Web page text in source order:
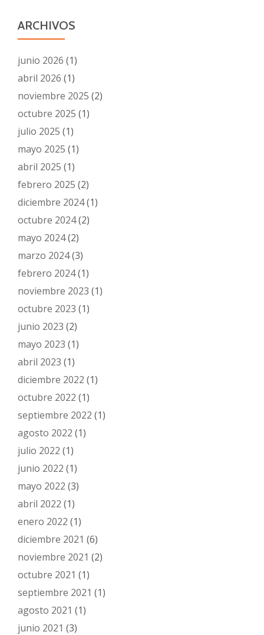
ARCHIVOS
junio 2026 (1)
abril 2026 (1)
noviembre 2025 (2)
octubre 2025 (1)
julio 2025 (1)
mayo 2025 (1)
abril 2025 (1)
febrero 2025 (2)
diciembre 2024(1)
octubre 2024(2)
mayo 2024(2)
marzo 2024(3)
febrero 2024(1)
noviembre 2023 (1)
octubre 2023 (1)
junio 2023 (2)
mayo 2023 (1)
abril 2023 (1)
diciembre 2022 (1)
octubre 2022 (1)
septiembre 2022 (1)
agosto 2022 (1)
julio 2022 (1)
junio 2022 (1)
mayo 2022 (3)
abril 2022 (1)
enero 2022 (1)
diciembre 2021 (6)
noviembre 2021 (2)
octubre 2021 (1)
septiembre 2021 (1)
agosto 2021 (1)
junio 2021 (3)